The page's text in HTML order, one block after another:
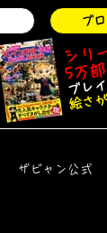
シリ
5万
ブレ
絵さ
ブ
ザビャン公式